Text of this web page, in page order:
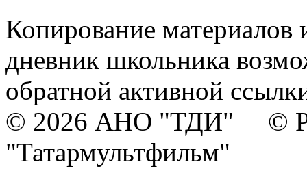
Копирование материалов
дневник школьника
обратной активной
© 2026 АНО "ТДИ" ©
"Татармультфильм"